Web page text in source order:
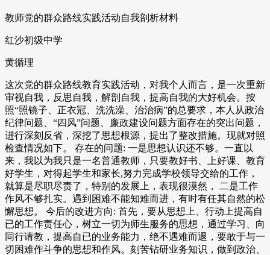
教师党的群众路线实践活动自我剖析材料
红沙初级中学
黄循理
这次党的群众路线教育实践活动，对我个人而言，是一次重新
审视自我，反思自我，解剖自我，提高自我的大好机会。按
照“照镜子、正衣冠、洗洗澡、治治病”的总要求，本人从政治
纪律问题、“四风”问题、廉政建设问题方面存在的突出问题，
进行深刻反省，深挖了思想根源，提出了整改措施。现就对照
检查情况如下。 存在的问题: 一是思想认识还不够。一直以
来，我以为我只是一名普通教师，只要教好书、上好课、教育
好学生，对得起学生和家长,努力完成学校领导交给的工作，
就算是尽职尽责了，特别的发展上，表现很漠然， 二是工作
作风不够扎实。遇到困难不能知难而进，有时有任其自然的松
懈思想。 今后的改进方向: 首先，要从思想上、行动上提高自
已的工作责任心，树立一切为师生服务的思想，通过学习、向
同行请教，提高自已的业务能力，绝不遇难而退，要敢于与一
切困难作斗争的思想和作风。刻苦钻研业务知识，做到政治、